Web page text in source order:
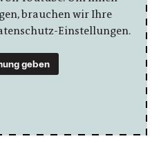
brauchen wir Ihre
Einstellungen.
geben